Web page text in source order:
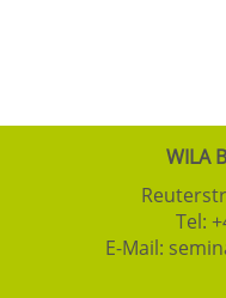
WILA
Tel:
E-Mail: